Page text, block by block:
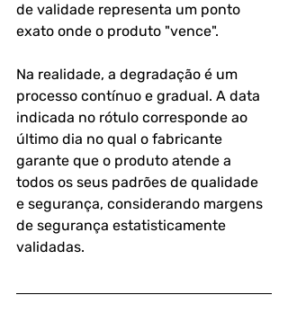
de validade representa um ponto
exato onde o produto "vence".
Na realidade, a degradação é um
processo contínuo e gradual. A data
indicada no rótulo corresponde ao
último dia no qual o fabricante
garante que o produto atende a
todos os seus padrões de qualidade
e segurança, considerando margens
de segurança estatisticamente
validadas.